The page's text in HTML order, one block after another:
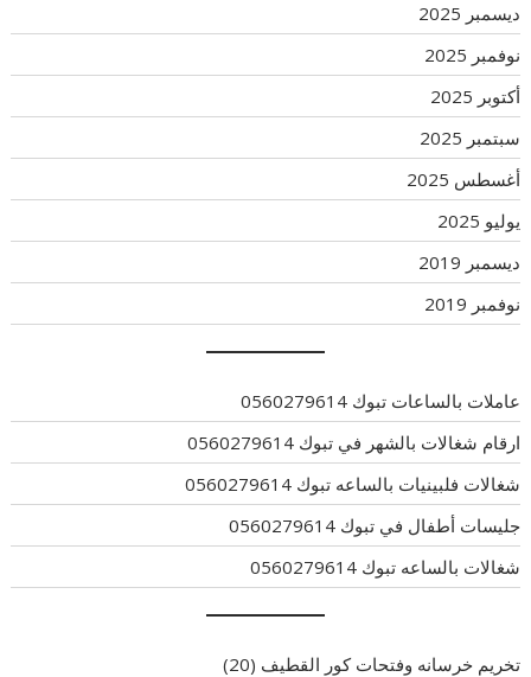
ديسمبر 2025
نوفمبر 2025
أكتوبر 2025
سبتمبر 2025
أغسطس 2025
يوليو 2025
ديسمبر 2019
نوفمبر 2019
عاملات بالساعات تبوك 0560279614
ارقام شغالات بالشهر في تبوك 0560279614
شغالات فلبينيات بالساعه تبوك 0560279614
جليسات أطفال في تبوك 0560279614
شغالات بالساعه تبوك 0560279614
تخريم خرسانه وفتحات كور القطيف (20)